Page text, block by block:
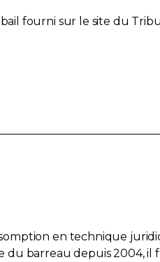
fourni sur le site du
en technique
du barreau depuis 2004, il